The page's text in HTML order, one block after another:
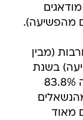
מהם היו מודאגים
(מבין
בשנת
2020 היא ירי ושימוש בנשק, שמדאיגה 83.8%
בערים המעורבות. 80.6% מהנשאלים
מאוד